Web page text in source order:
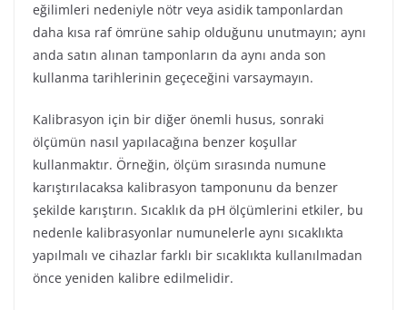
eğilimleri nedeniyle nötr veya asidik tamponlardan
daha kısa raf ömrüne sahip olduğunu unutmayın; aynı
anda satın alınan tamponların da aynı anda son
kullanma tarihlerinin geçeceğini varsaymayın.
Kalibrasyon için bir diğer önemli husus, sonraki
ölçümün nasıl yapılacağına benzer koşullar
kullanmaktır. Örneğin, ölçüm sırasında numune
karıştırılacaksa kalibrasyon tamponunu da benzer
şekilde karıştırın. Sıcaklık da pH ölçümlerini etkiler, bu
nedenle kalibrasyonlar numunelerle aynı sıcaklıkta
yapılmalı ve cihazlar farklı bir sıcaklıkta kullanılmadan
önce yeniden kalibre edilmelidir.